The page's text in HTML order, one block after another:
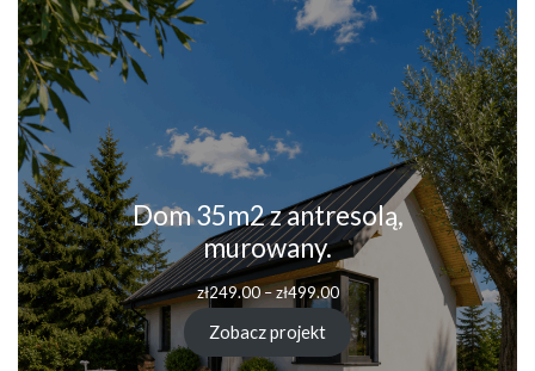
Dom 35m2 z antresolą,
murowany.
zł249.00–zł499.00
Zobacz projekt